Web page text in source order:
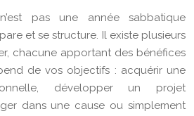
pas une année sabbatique
et se structure. Il existe plusieurs
chacune apportant des bénéfices
de vos objectifs : acquérir une
développer un projet
dans une cause ou simplement